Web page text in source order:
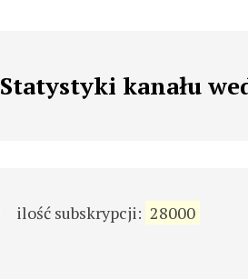
Statystyki kanału
ilość subskrypcji: 28000